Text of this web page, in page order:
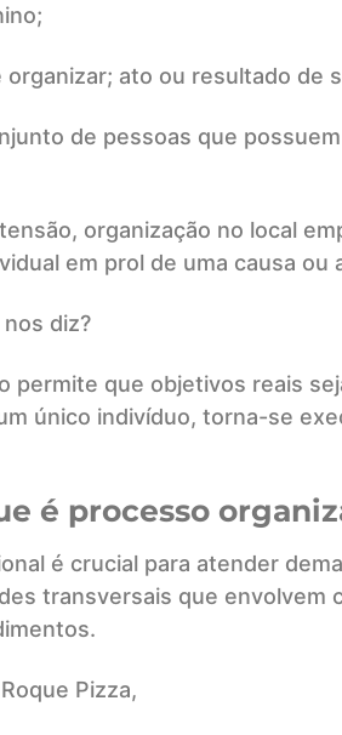
ato ou resultado de
de pessoas que
organização no local
em prol de uma causa ou
diz?
permite que objetivos reais
único indivíduo, torna-se
é processo
é crucial para atender
transversais que envolvem
Pizza,